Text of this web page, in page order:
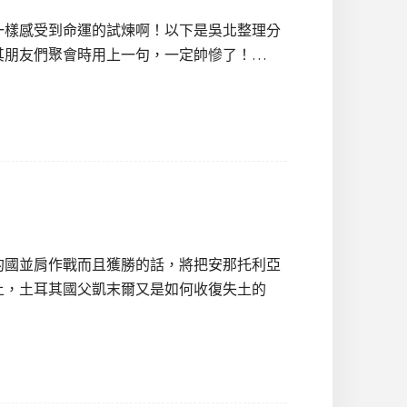
感受到命運的試煉啊！以下是吳北整理分
友們聚會時用上一句，一定帥慘了！…
並肩作戰而且獲勝的話，將把安那托利亞
土耳其國父凱末爾又是如何收復失土的